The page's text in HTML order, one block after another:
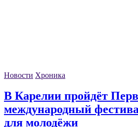
Новости Хроника
В Карелии пройдёт
международный
для молодёжи